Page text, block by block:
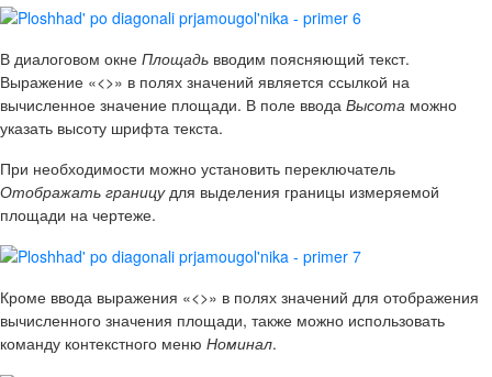
В диалоговом окне Площадь вводим поясняющий текст.
Выражение «<>» в полях значений является ссылкой на
вычисленное значение площади. В поле ввода Высота можно
указать высоту шрифта текста.
При необходимости можно установить переключатель
Отображать границудля выделения границы измеряемой
площади на чертеже.
Кроме ввода выражения «<>» в полях значений для отображения
вычисленного значения площади, также можно использовать
команду контекстного меню Номинал.